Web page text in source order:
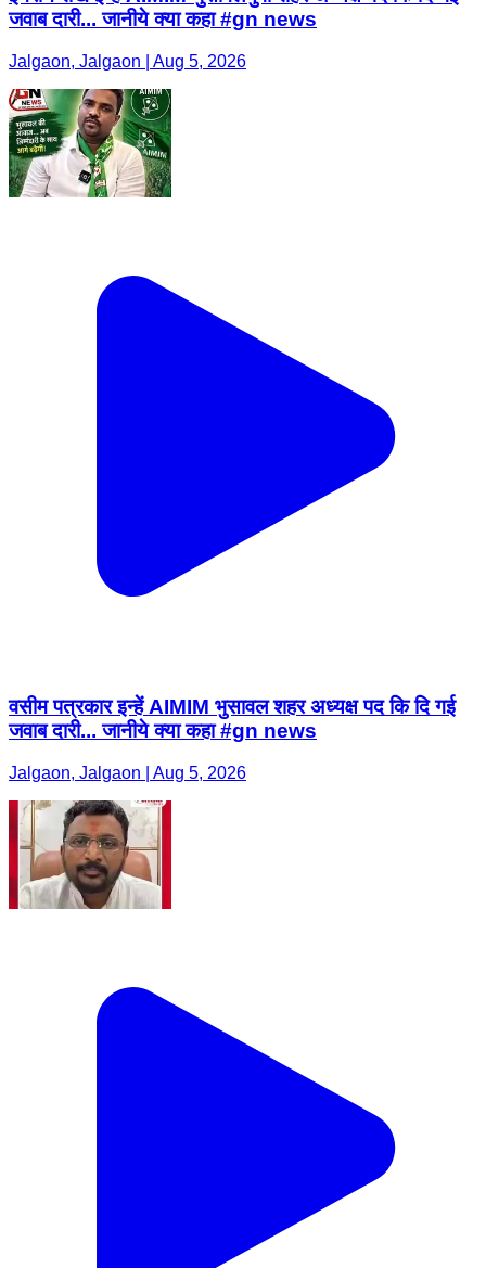
जवाब दारी... जानीये क्या कहा #gn news
Jalgaon, Jalgaon | Aug 5, 2026
वसीम पत्रकार इन्हें AIMIM भुसावल शहर अध्यक्ष पद कि दि गई
जवाब दारी... जानीये क्या कहा #gn news
Jalgaon, Jalgaon | Aug 5, 2026